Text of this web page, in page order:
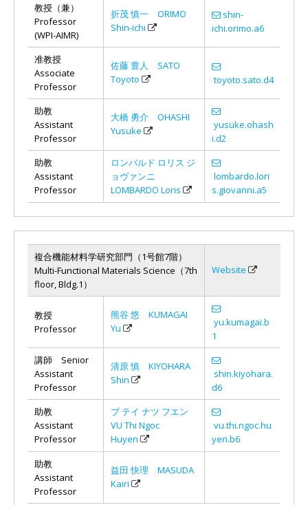
教授（兼）
Professor
(WPI-AIMR)
折茂 慎一 ORIMO
Shin-ichi
shin-
ichi.orimo.a6
准教授
Associate
Professor
佐藤 豊人 SATO
Toyoto
toyoto.sato.d4
助教
Assistant
Professor
大橋 勇介 OHASHI
Yusuke
yusuke.ohash
i.d2
助教
Assistant
Professor
ロンバルド ロリス ジ
ョヴァンニ
LOMBARDO Loris
lombardo.lori
s.giovanni.a5
複合機能材料学研究部門（1号館7階）
Multi-Functional Materials Science（7th
floor, Bldg.1）
Website
教授
Professor
熊谷 悠 KUMAGAI
Yu
yu.kumagai.b
1
講師 Senior
Assistant
Professor
清原 慎 KIYOHARA
Shin
shin.kiyohara.
d6
助教
Assistant
Professor
ブ テイ ナツ フエン
VU Thi Ngoc
Huyen
vu.thi.ngoc.hu
yen.b6
助教
Assistant
Professor
益田 快理 MASUDA
Kairi